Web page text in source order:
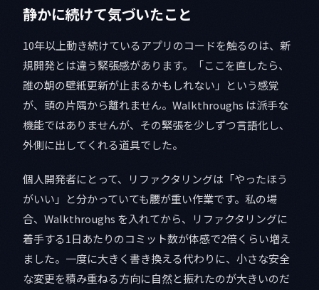
静かに続けて気づいたこと
10年以上動き続けているアプリのコードを触るのは、新
規開発とは違う緊張感があります。「ここを直したら、
誰の朝の壁紙更新が止まるかもしれない」という感覚
が、頭の片隅から離れません。Walkthroughs は派手な
機能ではありませんが、その緊張を少しずつ言語化し、
外側に出してくれる道具でした。
個人開発者にとって、リファクタリングは「やったほう
がいい」と分かっていても腰が重い作業です。私の場
合、Walkthroughs を入れてから、リファクタリングに
着手する1日あたりのコミット数が体感で2倍くらい増え
ました。一度に大きく書き換える代わりに、小さな安全
な変更を積み重ねる方向に自然と振れたのが大きいのだ